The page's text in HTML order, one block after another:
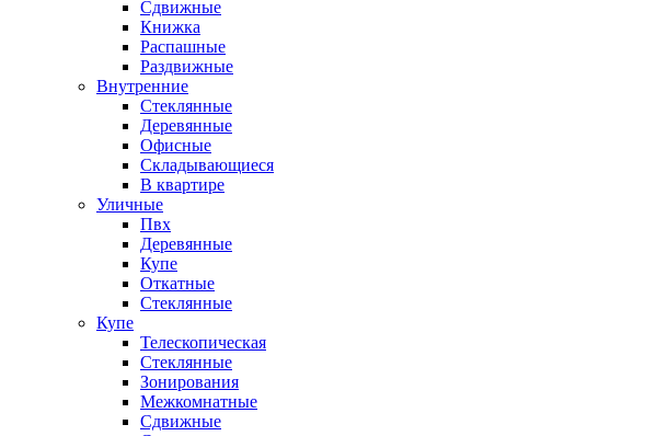
Сдвижные
Книжка
Распашные
Раздвижные
Внутренние
Стеклянные
Деревянные
Офисные
Складывающиеся
В квартире
Уличные
Пвх
Деревянные
Купе
Откатные
Стеклянные
Купе
Телескопическая
Стеклянные
Зонирования
Межкомнатные
Сдвижные